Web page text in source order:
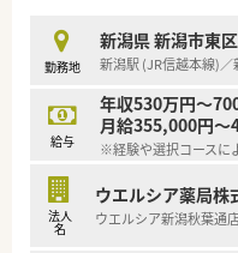
■連続休暇 長期休日
連続休暇を1～3回に
期休日20日間含む）
います。
勤務地
新潟県 新潟市東区
新潟駅 (JR信越本線)／
給与
年収530万円～
月給355,000円～
※経験や選択コースに
法人
名
ウエルシア薬局株
ウエルシア新潟秋葉通